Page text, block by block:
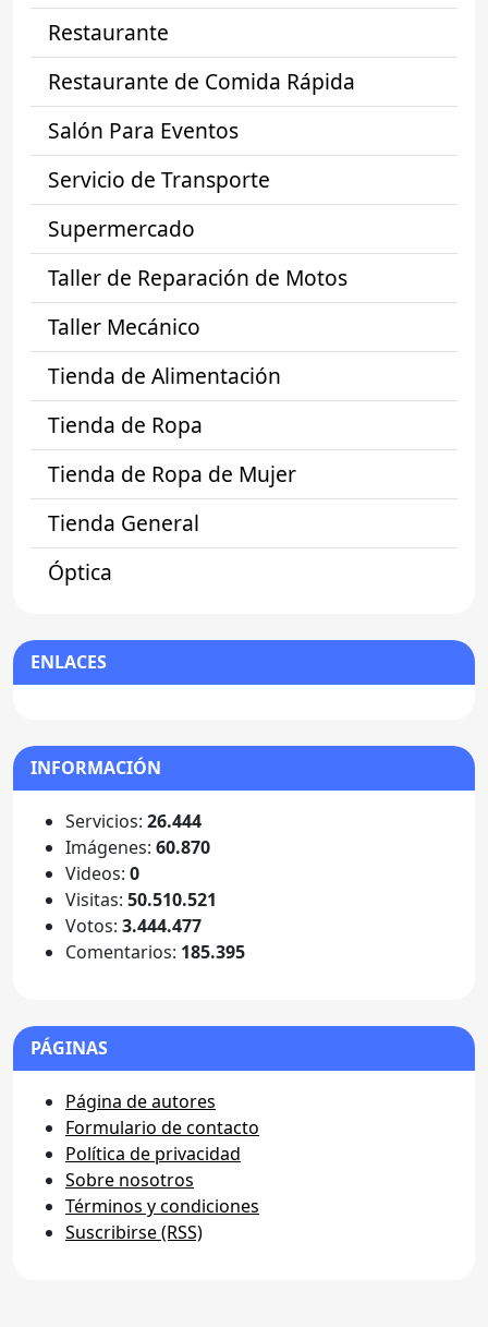
Restaurante
Restaurante de Comida Rápida
Salón Para Eventos
Servicio de Transporte
Supermercado
Taller de Reparación de Motos
Taller Mecánico
Tienda de Alimentación
Tienda de Ropa
Tienda de Ropa de Mujer
Tienda General
Óptica
ENLACES
INFORMACIÓN
Servicios: 26.444
Imágenes: 60.870
Videos: 0
Visitas: 50.510.521
Votos: 3.444.477
Comentarios: 185.395
PÁGINAS
Página de autores
Formulario de contacto
Política de privacidad
Sobre nosotros
Términos y condiciones
Suscribirse (RSS)